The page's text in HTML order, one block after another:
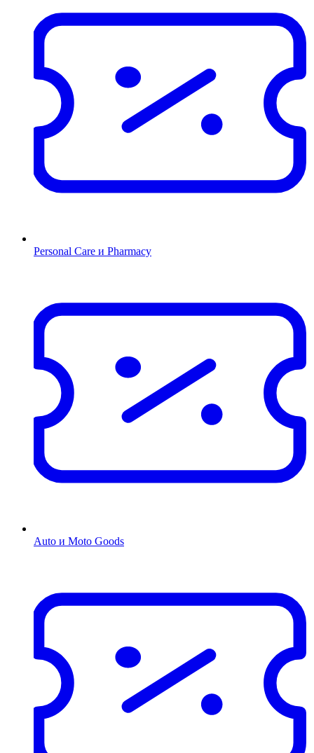
Personal Care и Pharmacy
Auto и Moto Goods